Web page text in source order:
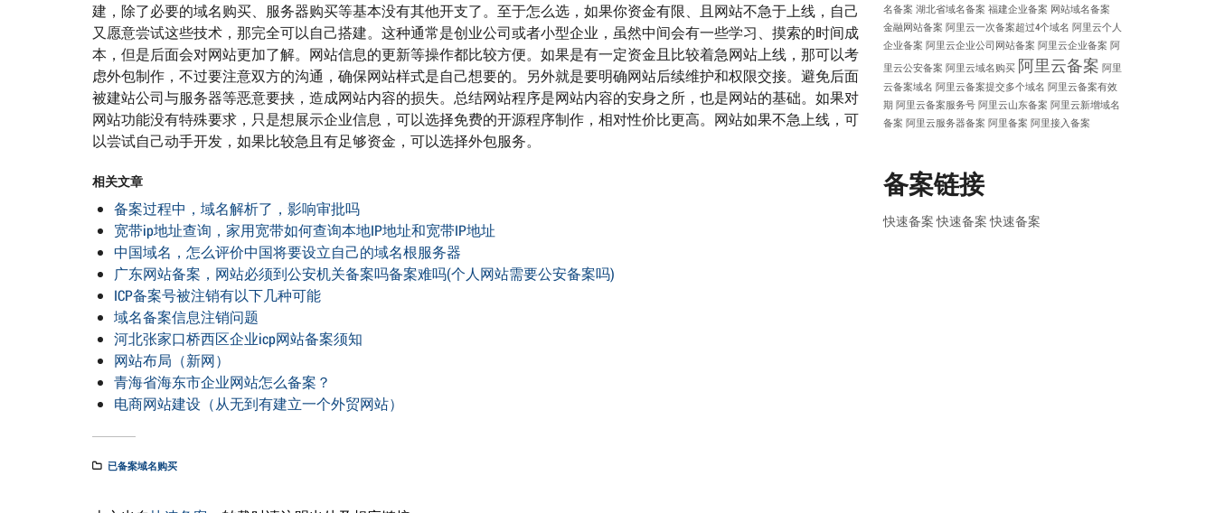
建，除了必要的域名购买、服务器购买等基本没有其他开支了。至于怎么选，如果你资金有限、且网站不急于上线，自己
又愿意尝试这些技术，那完全可以自己搭建。这种通常是创业公司或者小型企业，虽然中间会有一些学习、摸索的时间成
本，但是后面会对网站更加了解。网站信息的更新等操作都比较方便。如果是有一定资金且比较着急网站上线，那可以考
虑外包制作，不过要注意双方的沟通，确保网站样式是自己想要的。另外就是要明确网站后续维护和权限交接。避免后面
被建站公司与服务器等恶意要挟，造成网站内容的损失。总结网站程序是网站内容的安身之所，也是网站的基础。如果对
网站功能没有特殊要求，只是想展示企业信息，可以选择免费的开源程序制作，相对性价比更高。网站如果不急上线，可
以尝试自己动手开发，如果比较急且有足够资金，可以选择外包服务。
相关文章
备案过程中，域名解析了，影响审批吗
宽带ip地址查询，家用宽带如何查询本地IP地址和宽带IP地址
中国域名，怎么评价中国将要设立自己的域名根服务器
广东网站备案，网站必须到公安机关备案吗备案难吗(个人网站需要公安备案吗)
ICP备案号被注销有以下几种可能
域名备案信息注销问题
河北张家口桥西区企业icp网站备案须知
网站布局（新网）
青海省海东市企业网站怎么备案？
电商网站建设（从无到有建立一个外贸网站）
已备案域名购买
名备案 湖北省域名备案 福建企业备案 网站域名备案
金融网站备案 阿里云一次备案超过4个域名 阿里云个人
企业备案 阿里云企业公司网站备案 阿里云企业备案 阿
里云公安备案 阿里云域名购买 阿里云备案 阿里
云备案域名 阿里云备案提交多个域名 阿里云备案有效
期 阿里云备案服务号 阿里云山东备案 阿里云新增域名
备案 阿里云服务器备案 阿里备案 阿里接入备案
备案链接
快速备案 快速备案 快速备案